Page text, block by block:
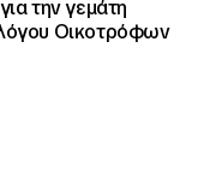
την γεμάτη
Οικοτρόφων